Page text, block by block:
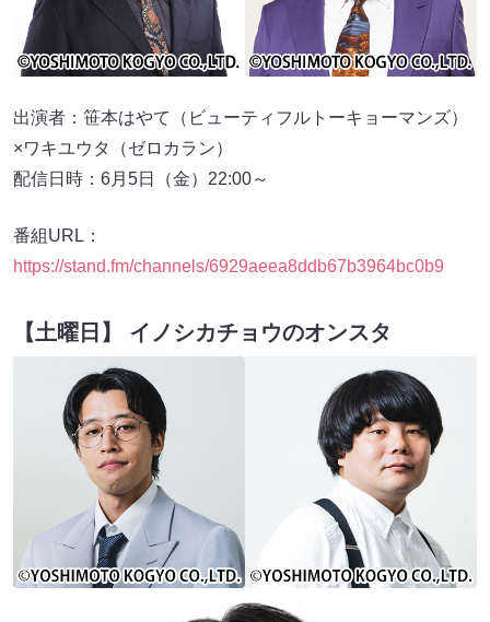
出演者：笹本はやて（ビューティフルトーキョーマンズ）
×ワキユウタ（ゼロカラン）
配信日時：6月5日（金）22:00～
番組URL：
https://stand.fm/channels/6929aeea8ddb67b3964bc0b9
【土曜日】 イノシカチョウのオンスタ